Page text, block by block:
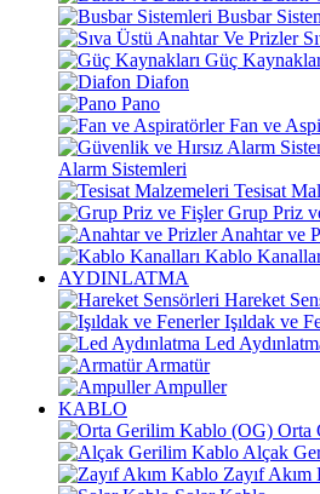
Busbar
Güç
Diafon
Pano
Fan ve
Alarm Sistemleri
Tesisat
Grup Priz
Anahtar ve
Kablo
AYDINLATMA
Hareket
Işıldak ve
Led
Armatür
Ampuller
KABLO
Orta
Alçak
Zayıf Akım